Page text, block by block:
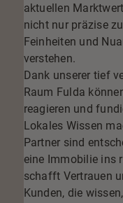
aktuellen
nicht nur präzise
Feinheiten und
verstehen.
Dank unserer tief
Raum Fulda
reagieren und
Lokales Wissen
Partner sind
eine Immobilie ins
schafft Vertrauen
Kunden, die